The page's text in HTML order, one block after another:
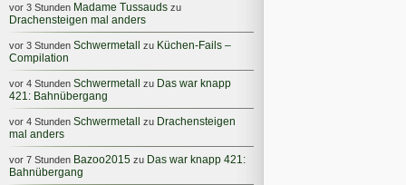
vor 3 Stunden Madame Tussauds zu
Drachensteigen mal anders
vor 3 Stunden Schwermetall zu Küchen-Fails –
Compilation
vor 4 Stunden Schwermetall zu Das war knapp
421: Bahnübergang
vor 4 Stunden Schwermetall zu Drachensteigen
mal anders
vor 7 Stunden Bazoo2015 zu Das war knapp 421:
Bahnübergang